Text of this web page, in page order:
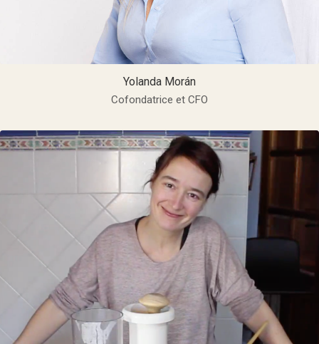
Yolanda Morán
Cofondatrice et CFO